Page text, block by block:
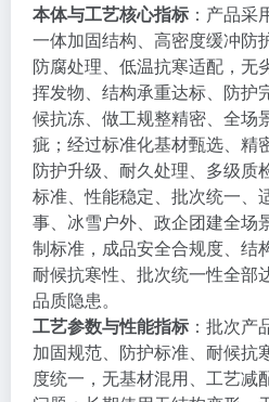
本体与工艺核心指标 ：产品采
一体加固结构、高密度缓冲防
防腐处理、低温抗寒适配，无
挥发物、结构承重达标、防护
候抗冻、做工规整精密、全场
疵；经过标准化基材甄选、精
防护升级、耐久处理、多级质
标准、性能稳定、批次统一、
事、冰雪户外、政企团建全场
制标准，成品安全合规度、结
耐候抗寒性、批次统一性全部
品质隐患。
工艺参数与性能指标 ：批次产
加固规范、防护标准、耐候抗
度统一，无基材混用、工艺减